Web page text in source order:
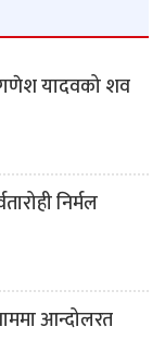
यादवको शव
निर्मल
आन्दोलरत